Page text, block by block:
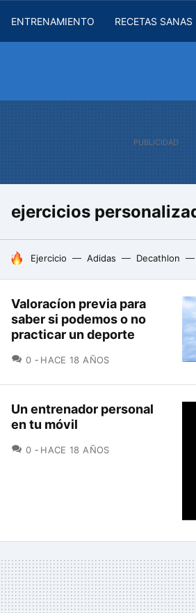
ENTRENAMIENTO RECETAS SANAS
ejercicios
HOY SE HABLA DE
Ejercicio Adidas Decathlon
Valoracíon previa para
saber si podemos o no
practicar un deporte
0 COMENTARIOS
HACE 18 AÑOS
Un entrenador personal
en tu móvil
0 COMENTARIOS
HACE 18 AÑOS